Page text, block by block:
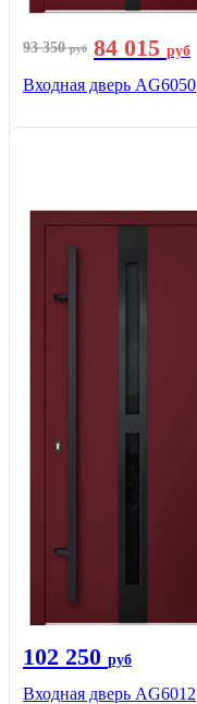
93 350руб 84 015 руб
Входная дверь AG6050
102 250 руб
Входная дверь AG6012